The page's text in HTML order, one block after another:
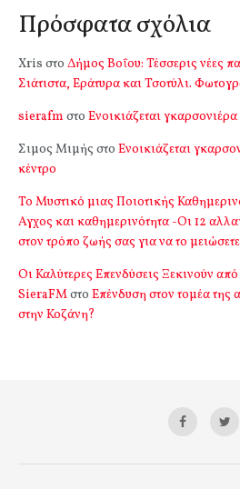
Πρόσφατα σχόλια
Xris στο Δήμος Βοΐου: Τέσσερις νέες
Σιάτιστα, Εράτυρα και Τσοτύλι.
sierafm στο Ενοικιάζεται
Σιμος Μιμής στο Ενοικιάζεται
κέντρο
Το Μυστικό μιας Ποιοτικής
Αγχος και καθημερινότητα -Οι 12
στον τρόπο ζωής σας για να το μειώσετε
Οι Καλύτερες Επενδύσεις Ξεκινούν
SieraFMστο Επένδυση στον τομέα της
στην Κοζάνη?